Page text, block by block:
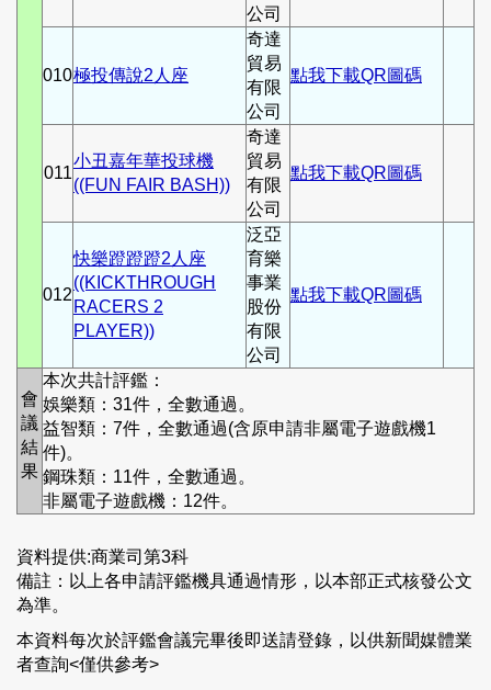
公司
010極投傳說2人座
奇達
貿易
有限
公司
點我下載QR圖碼
011
小丑嘉年華投球機
((FUN FAIR BASH))
奇達
貿易
有限
公司
點我下載QR圖碼
012
快樂蹬蹬蹬2人座
((KICKTHROUGH
RACERS 2
PLAYER))
泛亞
育樂
事業
股份
有限
公司
點我下載QR圖碼
會
議
結
果
本次共計評鑑：
娛樂類：31件，全數通過。
益智類：7件，全數通過(含原申請非屬電子遊戲機1
件)。
鋼珠類：11件，全數通過。
非屬電子遊戲機：12件。
資料提供:商業司第3科
備註：以上各申請評鑑機具通過情形，以本部正式核發公文
為準。
本資料每次於評鑑會議完畢後即送請登錄，以供新聞媒體業
者查詢<僅供參考>